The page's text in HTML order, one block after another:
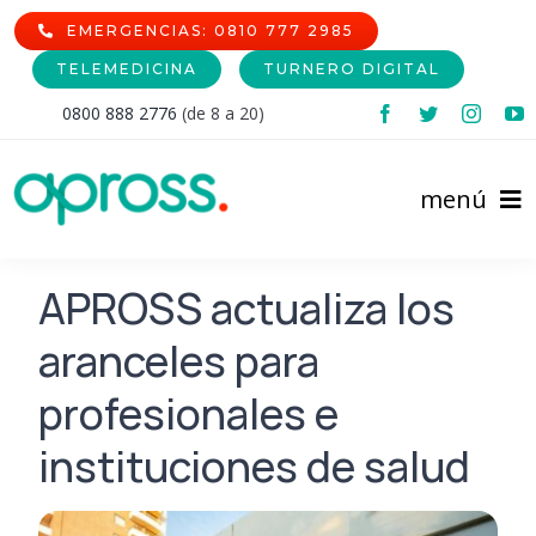
Skip
to
content
EMERGENCIAS: 0810 777 2985
TELEMEDICINA TURNERO DIGITAL
0800 888 2776 (de 8 a 20)
menú
Inicio
Comunidad Afiliada
Afiliaciones
Cartilla de Prestadores
Prestadores
Nomencladores
Institucional
APROSS actualiza los
aranceles para
profesionales e
instituciones de salud